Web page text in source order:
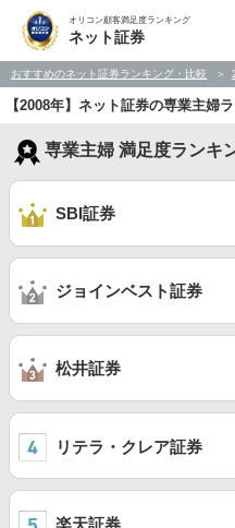
オリコン顧客満足度ランキング
ネット証券
おすすめのネット証券ランキング・比較
【2008年】ネット証券の専業主婦
専業主婦 満足度ランキ
SBI証券
ジョインベスト証券
松井証券
リテラ・クレア証券
楽天証券